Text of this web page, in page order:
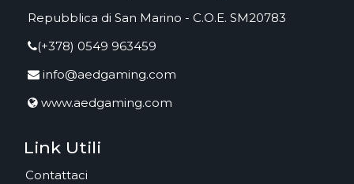
Repubblica di San Marino - C.O.E. SM20783
(+378) 0549 963459
info@aedgaming.com
www.aedgaming.com
Link Utili
Contattaci